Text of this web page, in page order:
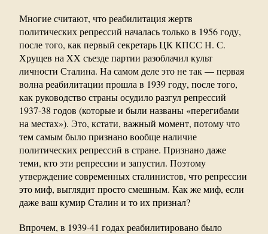
Многие считают, что реабилитация жертв
политических репрессий началась только в 1956 году,
после того, как первый секретарь ЦК КПСС Н. С.
Хрущев на XX съезде партии разоблачил культ
личности Сталина. На самом деле это не так — первая
волна реабилитации прошла в 1939 году, после того,
как руководство страны осудило разгул репрессий
1937-38 годов (которые и были названы «перегибами
на местах»). Это, кстати, важный момент, потому что
тем самым было признано вообще наличие
политических репрессий в стране. Признано даже
теми, кто эти репрессии и запустил. Поэтому
утверждение современных сталинистов, что репрессии
это миф, выглядит просто смешным. Как же миф, если
даже ваш кумир Сталин и то их признал?
Впрочем, в 1939-41 годах реабилитировано было